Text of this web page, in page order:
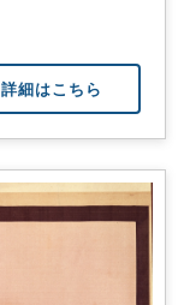
詳細はこちら